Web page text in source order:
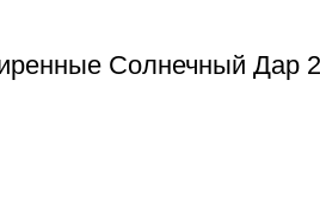
Солнечный Дар